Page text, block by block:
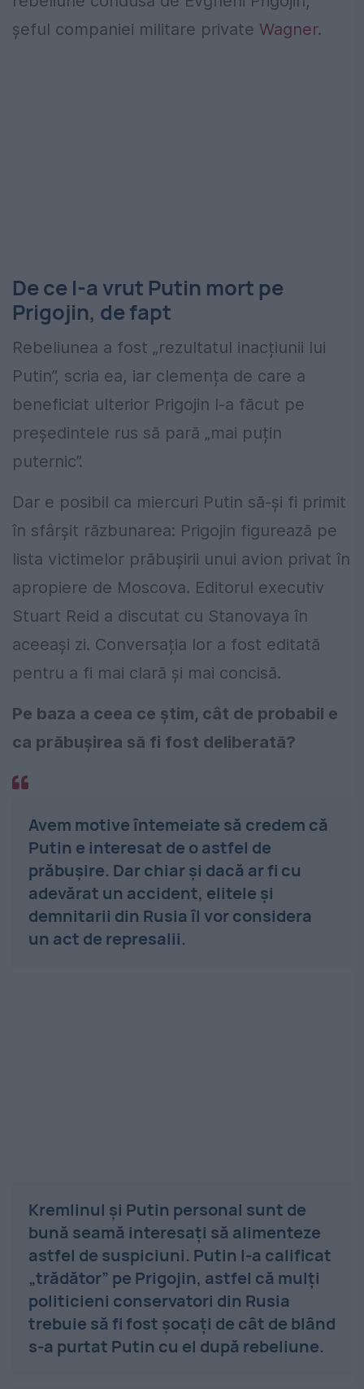
șeful companiei militare private Wagner.
De ce l-a vrut Putin mort pe
Prigojin, de fapt
Rebeliunea a fost „rezultatul inacțiunii lui
Putin”, scria ea, iar clemența de care a
beneficiat ulterior Prigojin l-a făcut pe
președintele rus să pară „mai puțin
puternic”.
Dar e posibil ca miercuri Putin să-și fi primit
în sfârșit răzbunarea: Prigojin figurează pe
lista victimelor prăbușirii unui avion privat în
apropiere de Moscova. Editorul executiv
Stuart Reid a discutat cu Stanovaya în
aceeași zi. Conversația lor a fost editată
pentru a fi mai clară și mai concisă.
Pe baza a ceea ce știm, cât de probabil e
ca prăbușirea să fi fost deliberată?
Avem motive întemeiate să credem că
Putin e interesat de o astfel de
prăbușire. Dar chiar și dacă ar fi cu
adevărat un accident, elitele și
demnitarii din Rusia îl vor considera
un act de represalii.
Kremlinul și Putin personal sunt de
bună seamă interesați să alimenteze
astfel de suspiciuni. Putin l-a calificat
„trădător” pe Prigojin, astfel că mulți
politicieni conservatori din Rusia
trebuie să fi fost șocați de cât de blând
s-a purtat Putin cu el după rebeliune.